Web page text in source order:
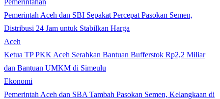
Pemerintah Aceh dan SBI Sepakat Percepat Pasokan Semen,
Distribusi 24 Jam untuk Stabilkan Harga
Aceh
Ketua TP PKK Aceh Serahkan Bantuan Bufferstok Rp2,2 Miliar
dan Bantuan UMKM di Simeulu
Ekonomi
Pemerintah Aceh dan SBA Tambah Pasokan Semen, Kelangkaan di